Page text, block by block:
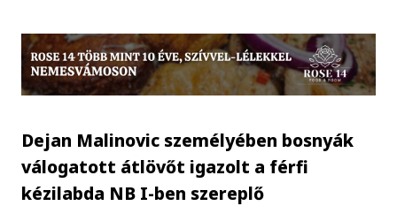
Dejan Malinovic személyében bosnyák
válogatott átlövőt igazolt a férfi
kézilabda NB I-ben szereplő